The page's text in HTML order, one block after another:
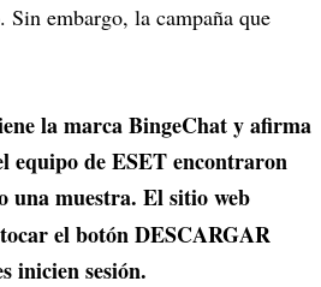
Sin embargo, la campaña que
la marca BingeChat y afirma
equipo de ESET encontraron
una muestra. El sitio web
el botón DESCARGAR
inicien sesión.